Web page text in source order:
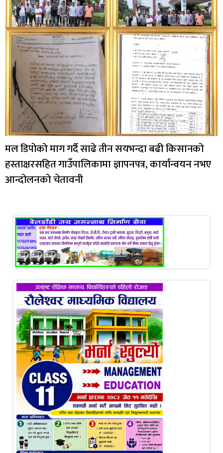
मल डिपोको माग गर्दै साढे तीन सयभन्दा बढी किसानको
हस्ताक्षरसहित गाउँपालिकामा ज्ञापनपत्र, कार्यान्वयन नभए
आन्दोलनको चेतावनी